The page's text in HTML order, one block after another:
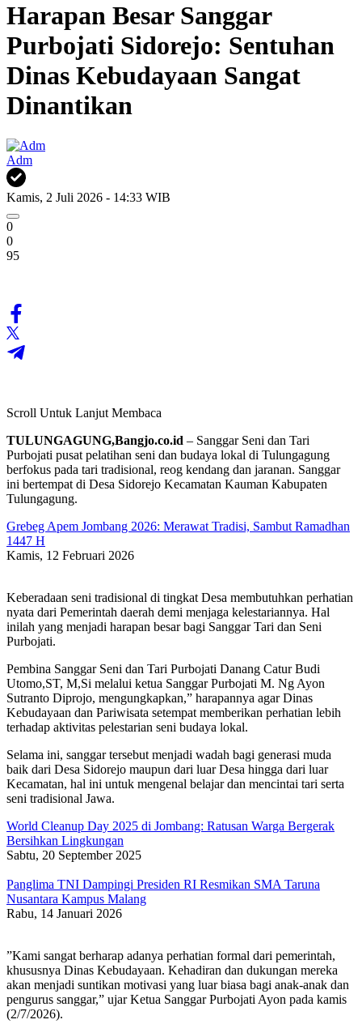
Harapan Besar Sanggar
Purbojati Sidorejo: Sentuhan
Dinas Kebudayaan Sangat
Dinantikan
Adm
Kamis, 2 Juli 2026 - 14:33 WIB
0
0
95
Scroll Untuk Lanjut Membaca
TULUNGAGUNG,Bangjo.co.id – Sanggar Seni dan Tari
Purbojati pusat pelatihan seni dan budaya lokal di Tulungagung
berfokus pada tari tradisional, reog kendang dan jaranan. Sanggar
ini bertempat di Desa Sidorejo Kecamatan Kauman Kabupaten
Tulungagung.
Grebeg Apem Jombang 2026: Merawat Tradisi, Sambut Ramadhan
1447 H
Kamis, 12 Februari 2026
Keberadaan seni tradisional di tingkat Desa membutuhkan perhatian
nyata dari Pemerintah daerah demi menjaga kelestariannya. Hal
inilah yang menjadi harapan besar bagi Sanggar Tari dan Seni
Purbojati.
​Pembina Sanggar Seni dan Tari Purbojati Danang Catur Budi
Utomo,ST, M,Si melalui ketua Sanggar Purbojati M. Ng Ayon
Sutranto Diprojo, mengungkapkan,” harapannya agar Dinas
Kebudayaan dan Pariwisata setempat memberikan perhatian lebih
terhadap aktivitas pelestarian seni budaya lokal.
Selama ini, sanggar tersebut menjadi wadah bagi generasi muda
baik dari Desa Sidorejo maupun dari luar Desa hingga dari luar
Kecamatan, hal ini untuk mengenal belajar dan mencintai tari serta
seni tradisional Jawa.
World Cleanup Day 2025 di Jombang: Ratusan Warga Bergerak
Bersihkan Lingkungan
Sabtu, 20 September 2025
Panglima TNI Dampingi Presiden RI Resmikan SMA Taruna
Nusantara Kampus Malang
Rabu, 14 Januari 2026
​”Kami sangat berharap adanya perhatian formal dari pemerintah,
khususnya Dinas Kebudayaan. Kehadiran dan dukungan mereka
akan menjadi suntikan motivasi yang luar biasa bagi anak-anak dan
pengurus sanggar,” ujar Ketua Sanggar Purbojati Ayon pada kamis
(2/7/2026).